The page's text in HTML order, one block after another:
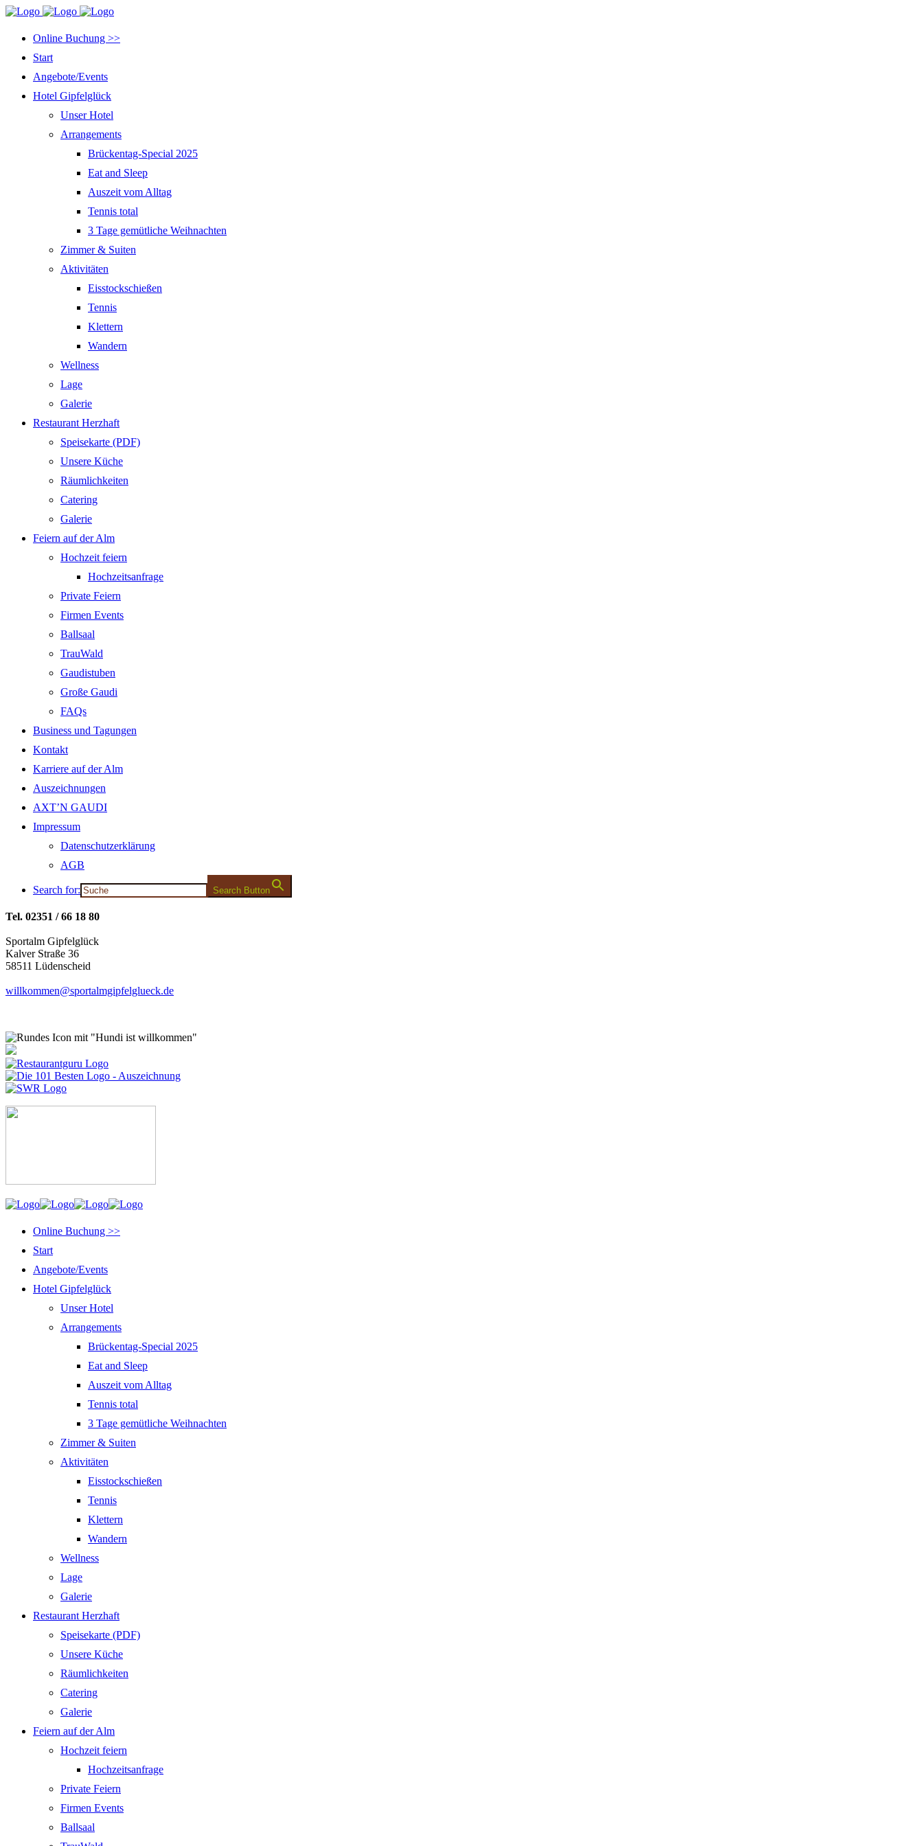
Online Buchung >>
Start
Angebote/Events
Hotel Gipfelglück
Unser Hotel
Arrangements
Brückentag-Special 2025
Eat and Sleep
Auszeit vom Alltag
Tennis total
3 Tage gemütliche Weihnachten
Zimmer & Suiten
Aktivitäten
Eisstockschießen
Tennis
Klettern
Wandern
Wellness
Lage
Galerie
Restaurant Herzhaft
Speisekarte (PDF)
Unsere Küche
Räumlichkeiten
Catering
Galerie
Feiern auf der Alm
Hochzeit feiern
Hochzeitsanfrage
Private Feiern
Firmen Events
Ballsaal
TrauWald
Gaudistuben
Große Gaudi
FAQs
Business und Tagungen
Kontakt
Karriere auf der Alm
Auszeichnungen
AXT’N GAUDI
Impressum
Datenschutzerklärung
AGB
Search for: Search Button
Tel. 02351 / 66 18 80
Sportalm Gipfelglück
Kalver Straße 36
58511 Lüdenscheid
willkommen@sportalmgipfelglueck.de
Online Buchung >>
Start
Angebote/Events
Hotel Gipfelglück
Unser Hotel
Arrangements
Brückentag-Special 2025
Eat and Sleep
Auszeit vom Alltag
Tennis total
3 Tage gemütliche Weihnachten
Zimmer & Suiten
Aktivitäten
Eisstockschießen
Tennis
Klettern
Wandern
Wellness
Lage
Galerie
Restaurant Herzhaft
Speisekarte (PDF)
Unsere Küche
Räumlichkeiten
Catering
Galerie
Feiern auf der Alm
Hochzeit feiern
Hochzeitsanfrage
Private Feiern
Firmen Events
Ballsaal